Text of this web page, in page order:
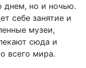
днем, но и ночью.
себе занятие и
музеи,
сюда и
всего мира.